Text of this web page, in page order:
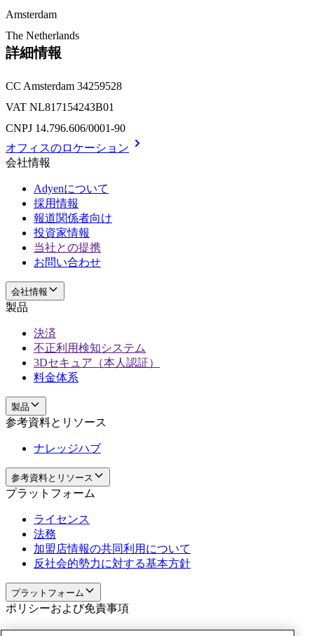
Amsterdam
The Netherlands
詳細情報
CC Amsterdam 34259528
VAT NL817154243B01
CNPJ 14.796.606/0001-90
オフィスのロケーション
会社情報
Adyenについて
採用情報
報道関係者向け
投資家情報
当社との提携
お問い合わせ
会社情報
製品
決済
不正利用検知システム
3Dセキュア（本人認証）
料金体系
製品
参考資料とリソース
ナレッジハブ
参考資料とリソース
プラットフォーム
ライセンス
法務
加盟店情報の共同利用について
反社会的勢力に対する基本方針
プラットフォーム
ポリシーおよび免責事項
Privacy